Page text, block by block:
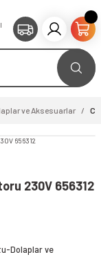
ve Aksesuarlar
230V 656312
Dolaplar ve